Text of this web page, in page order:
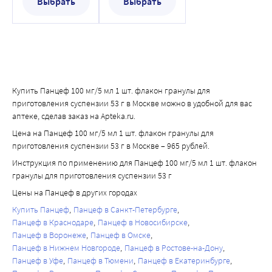
42 336
16,8 8,4
3 полных шприца + 1,8 мл 1 полный шприц + 3,4 мл
43 344
17,2 8,6
3 полных шприца + 2,2 мл 1 полный шприц + 3,6 мл
44 352
17,6 8,8
45 360
18 9
3 полных шприца + 3 мл 1 полный шприц + 4 мл
46 368 18,4 9,2
не указанные в листке-вкладыше, сообщите об этом
лечащему врачу.
Купить Панцеф 100 мг/5 мл 1 шт. флакон гранулы для
приготовления суспензии 53 г в Москве можно в удобной для вас
аптеке, сделав заказ на Apteka.ru.
Цена на Панцеф 100 мг/5 мл 1 шт. флакон гранулы для
приготовления суспензии 53 г в Москве – 965 рублей.
Инструкция по применению для Панцеф 100 мг/5 мл 1 шт. флакон
гранулы для приготовления суспензии 53 г
Цены на Панцеф в других городах
Купить Панцеф Панцеф в Санкт-Петербурге
Панцеф в Краснодаре Панцеф в Новосибирске
Панцеф в Воронеже Панцеф в Омске
Панцеф в Нижнем Новгороде Панцеф в Ростове-на-Дону
Панцеф в Уфе Панцеф в Тюмени Панцеф в Екатеринбурге